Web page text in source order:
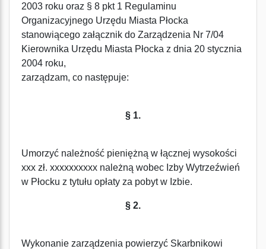
2003 roku oraz § 8 pkt 1 Regulaminu
Organizacyjnego Urzędu Miasta Płocka
stanowiącego załącznik do Zarządzenia Nr 7/04
Kierownika Urzędu Miasta Płocka z dnia 20 stycznia
2004 roku,
zarządzam, co następuje:
§ 1.
Umorzyć należność pieniężną w łącznej wysokości
xxx zł. xxxxxxxxxx należną wobec Izby Wytrzeźwień
w Płocku z tytułu opłaty za pobyt w Izbie.
§ 2.
Wykonanie zarządzenia powierzyć Skarbnikowi